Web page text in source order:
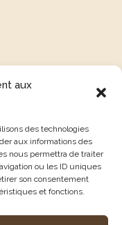
aux
des technologies
aux informations des
nous permettra de traiter
ou les ID uniques
son consentement
et fonctions.